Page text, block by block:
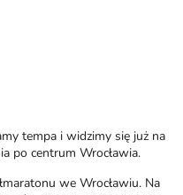
tempa i widzimy się już na
po centrum Wrocławia.
we Wrocławiu. Na